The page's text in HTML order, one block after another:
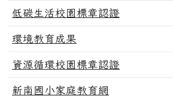
低碳生活校園標章認證
環境教育成果
資源循環校園標章認證
新南國小家庭教育網